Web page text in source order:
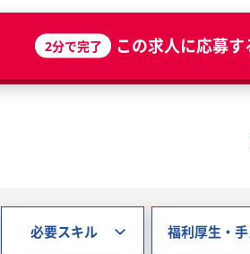
2分で完了 この求人に応募す
必要スキル 福利厚生・